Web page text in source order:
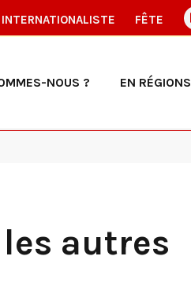
FÊTE
NOUS ? EN RÉGIONS
autres